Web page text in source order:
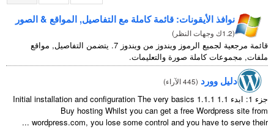
قائمة كاملة مع التفاصيل, المواقع & الصور
)
قائمة مرجعية لجميع الرموز ويندوز من ويندوز 7. يتضمن التفاصيل, مواقع
صورة والتعليمات.
445 الآراء )
Initial installation and configuration The very basics
Buy hosting Whilst you can get a
wordpress.com, you lose some control and
...